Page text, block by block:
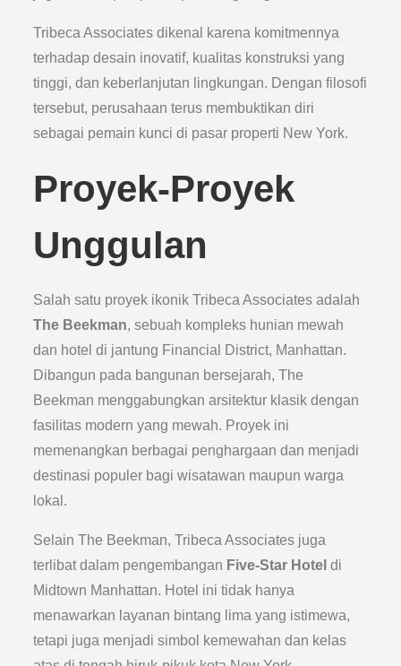
Tribeca Associates dikenal karena komitmennya
terhadap desain inovatif, kualitas konstruksi yang
tinggi, dan keberlanjutan lingkungan. Dengan filosofi
tersebut, perusahaan terus membuktikan diri
sebagai pemain kunci di pasar properti New York.
Proyek-Proyek
Unggulan
Salah satu proyek ikonik Tribeca Associates adalah
The Beekman, sebuah kompleks hunian mewah
dan hotel di jantung Financial District, Manhattan.
Dibangun pada bangunan bersejarah, The
Beekman menggabungkan arsitektur klasik dengan
fasilitas modern yang mewah. Proyek ini
memenangkan berbagai penghargaan dan menjadi
destinasi populer bagi wisatawan maupun warga
lokal.
Selain The Beekman, Tribeca Associates juga
terlibat dalam pengembangan Five-Star Hotel di
Midtown Manhattan. Hotel ini tidak hanya
menawarkan layanan bintang lima yang istimewa,
tetapi juga menjadi simbol kemewahan dan kelas